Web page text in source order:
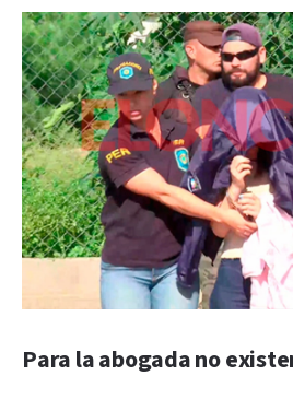
Para la abogada no